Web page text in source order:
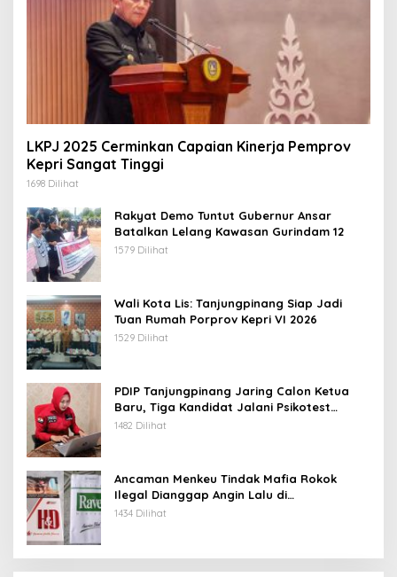
LKPJ 2025 Cerminkan Capaian Kinerja Pemprov
Kepri Sangat Tinggi
1698 Dilihat
Rakyat Demo Tuntut Gubernur Ansar
Batalkan Lelang Kawasan Gurindam 12
1579 Dilihat
Wali Kota Lis: Tanjungpinang Siap Jadi
Tuan Rumah Porprov Kepri VI 2026
1529 Dilihat
PDIP Tanjungpinang Jaring Calon Ketua
Baru, Tiga Kandidat Jalani Psikotest
Daring
1482 Dilihat
Ancaman Menkeu Tindak Mafia Rokok
Ilegal Dianggap Angin Lalu di
Tanjungpinang
1434 Dilihat